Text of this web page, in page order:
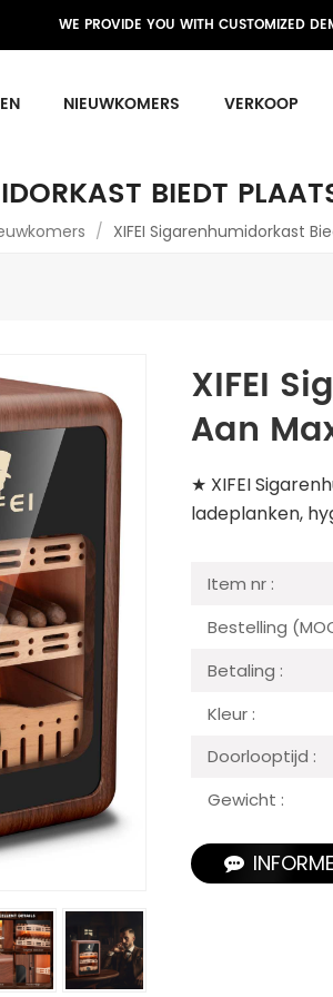
WE PROVIDE YOU WITH CUSTOMIZED
NIEUWKOMERS VERKOOP
BIEDT
/ XIFEI Sigarenhumidorkast
XIFEI
Aan
★ XIFEI
ladeplanken,
Item nr :
Bestelling
Betaling :
Kleur :
Doorlooptijd :
Gewicht :